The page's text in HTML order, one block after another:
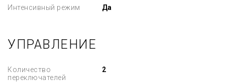
Интенсивный режим
Да
УПРАВЛЕНИЕ
Количество
переключателей
2